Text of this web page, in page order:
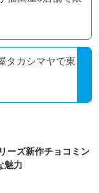
タカシマヤで東
ーズ新作チョコミン
魅力